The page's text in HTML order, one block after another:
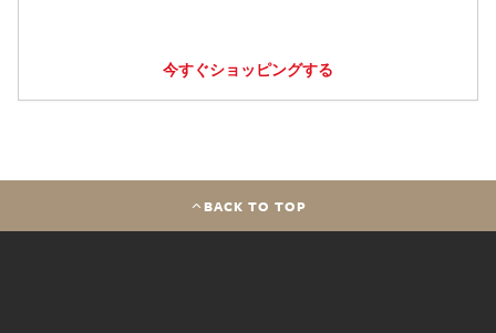
今すぐショッピングする
BACK TO TOP